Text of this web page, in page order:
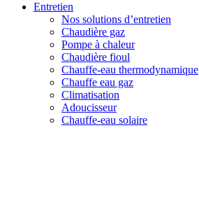
Entretien
Nos solutions d’entretien
Chaudière gaz
Pompe à chaleur
Chaudière fioul
Chauffe-eau thermodynamique
Chauffe eau gaz
Climatisation
Adoucisseur
Chauffe-eau solaire